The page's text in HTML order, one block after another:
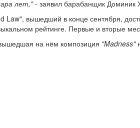
лет,"- заявил барабанщик Доминик
Law", вышедший в конце сентября,
рейтинге. Первые и вторые
на нём композиция "Madness"